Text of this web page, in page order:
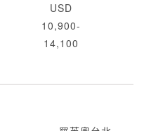
USD
10,900-
14,100